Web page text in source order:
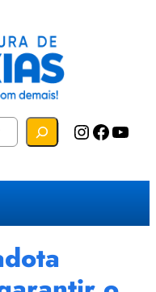
Instagram Facebook YouTube